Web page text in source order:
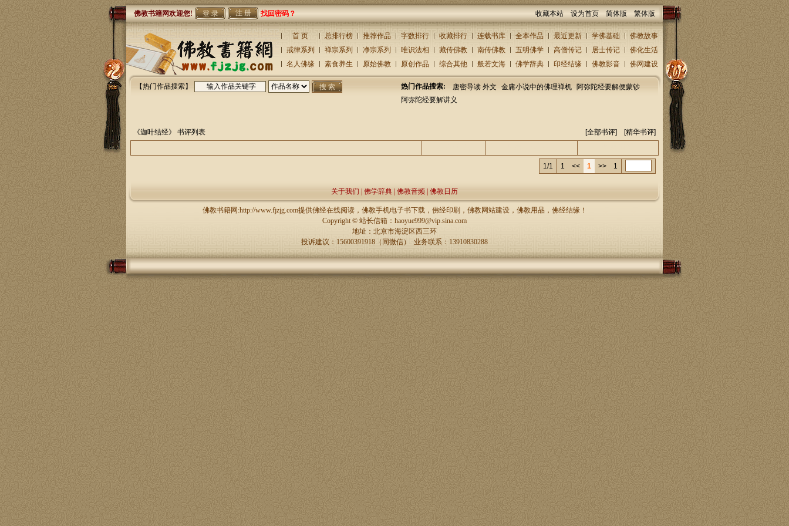
佛教书籍网欢迎您! 注 册 找回密码？ 收藏本站 设为首页 简体版 繁体版
首 页 总排行榜 推荐作品 字数排行 收藏排行 连载书库 全本作品 最近更新 学佛基础
佛教故事
戒律系列
禅宗系列 净宗系列 唯识法相 藏传佛教 南传佛教 五明佛学 高僧传记 居士传记
佛化生活
名人佛缘
素食养生 原始佛教 原创作品 综合其他 般若文海 佛学辞典 印经结缘 佛教影音 佛网建设
【热门作品搜索】 热门作品搜索: 唐密导读 外文 金庸小说中的佛理禅机
阿弥陀经要解便蒙钞
阿弥陀经要解讲义
《迦叶结经》 书评列表 [全部书评] [精华书评]
1/1 1 << 1 >> 1
关于我们 佛学辞典 佛教音频 佛教日历
佛教书籍网:http://www.fjzjg.com提供佛经在线阅读，佛教手机电子书下载，佛经印刷，佛教网站建设，佛教用品，佛经结缘！
Copyright © 站长信箱：haoyue999@vip.sina.com
地址：北京市海淀区西三环
投诉建议：15600391918（同微信） 业务联系：13910830288